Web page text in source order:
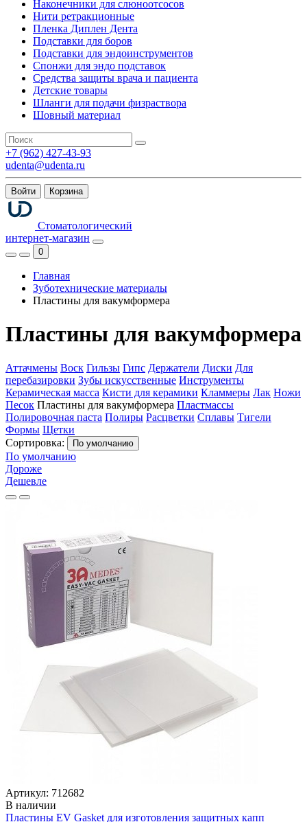
Наконечники для слюноотсосов
Нити ретракционные
Пленка Диплен Дента
Подставки для боров
Подставки для эндоинструментов
Спонжи для эндо подставок
Средства защиты врача и пациента
Детские товары
Шланги для подачи физраствора
Шовный материал
+7 (962) 427-43-93
udenta@udenta.ru
Войти Корзина
Стоматологический
интернет-магазин
0
Главная
Зуботехнические материалы
Пластины для вакумформера
Пластины для вакумформера
Аттачмены Воск Гильзы Гипс Держатели Диски Для
перебазировки Зубы искусственные Инструменты
Керамическая масса Кисти для керамики Кламмеры Лак Ножи
Песок Пластины для вакумформера Пластмассы
Полировочная паста Полиры Расцветки Сплавы Тигели
Формы Щетки
Сортировка:
По умолчанию
По умолчанию
Дороже
Дешевле
Артикул: 712682
В наличии
Пластины EV Gasket для изготовления защитных капп